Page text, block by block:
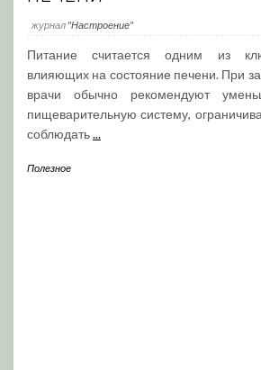
журнал "Настроение"
Питание считается одним из
влияющих на состояние печени. При
врачи обычно рекомендуют
пищеварительную систему,
соблюдать...
Полезное